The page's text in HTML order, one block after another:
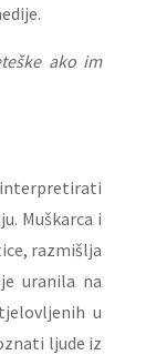
ako im
Muškarca i
razmišlja
uranila na
u
ljude iz